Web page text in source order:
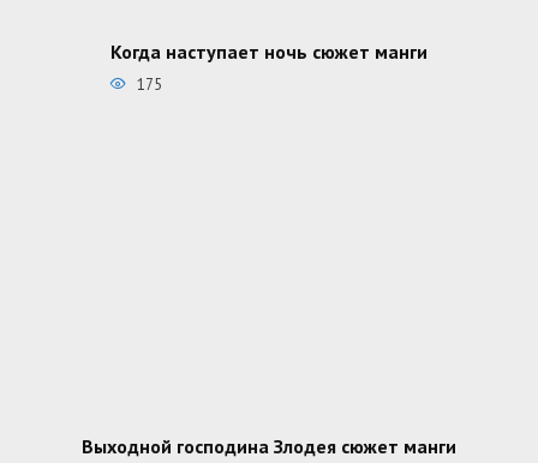
Когда наступает ночь сюжет манги
175
Выходной господина Злодея сюжет манги